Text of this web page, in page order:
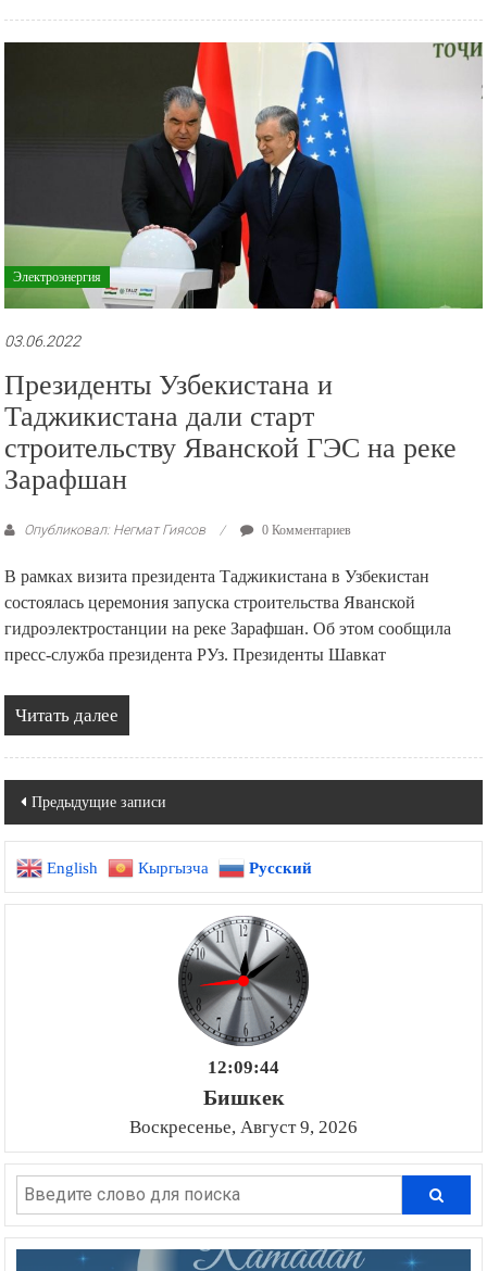
Электроэнергия
Президенты Узбекистана и
Таджикистана дали старт
строительству Яванской ГЭС на реке
Зарафшан
В рамках визита президента Таджикистана в Узбекистан
состоялась церемония запуска строительства Яванской
гидроэлектростанции на реке Зарафшан. Об этом сообщила
Читать далее
Навигация
по
записям
Предыдущие записи
English Кыргызча Русский
12:09:46
Бишкек
Воскресенье, Август 9, 2026